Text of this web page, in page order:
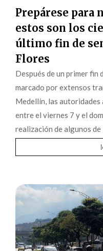
Prepárese para
estos son los
último fin de
Flores
Después de un primer fin
marcado por extensos
Medellín, las
entre el viernes 7 y el
realización de algunos de